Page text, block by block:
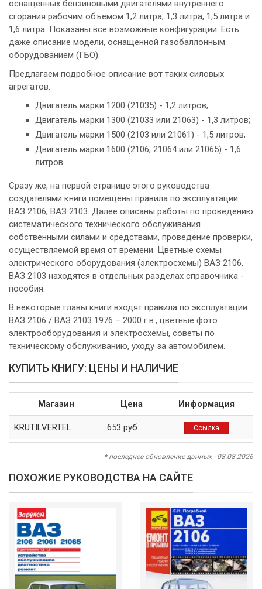
оснащенных бензиновыми двигателями внутреннего
сгорания рабочим объемом 1,2 литра, 1,3 литра, 1,5 литра и
1,6 литра. Показаны все возможные конфигурации. Есть
даже описание модели, оснащенной газобаллонным
оборудованием (ГБО).
Предлагаем подробное описание вот таких силовых
агрегатов:
Двигатель марки 1200 (21035) - 1,2 литров;
Двигатель марки 1300 (21033 или 21063) - 1,3 литров;
Двигатель марки 1500 (2103 или 21061) - 1,5 литров;
Двигатель марки 1600 (2106, 21064 или 21065) - 1,6
литров
Сразу же, на первой странице этого руководства
создателями книги помещены правила по эксплуатации
ВАЗ 2106, ВАЗ 2103. Далее описаны работы по проведению
систематического технического обслуживания
собственными силами и средствами, проведение проверки,
осуществляемой время от времени. Цветные схемы
электрического оборудования (электросхемы) ВАЗ 2106,
ВАЗ 2103 находятся в отдельных разделах справочника -
пособия.
В некоторые главы книги входят правила по эксплуатации
ВАЗ 2106 / ВАЗ 2103 1976 – 2000 г.в., цветные фото
электрооборудования и электросхемы, советы по
техническому обслуживанию, уходу за автомобилем.
КУПИТЬ КНИГУ: ЦЕНЫ И НАЛИЧИЕ
Магазин Цена Информация
KRUTILVERTEL 653 руб. Ссылка
* последнее обновление данных - 08.08.2026
ПОХОЖИЕ РУКОВОДСТВА НА САЙТЕ